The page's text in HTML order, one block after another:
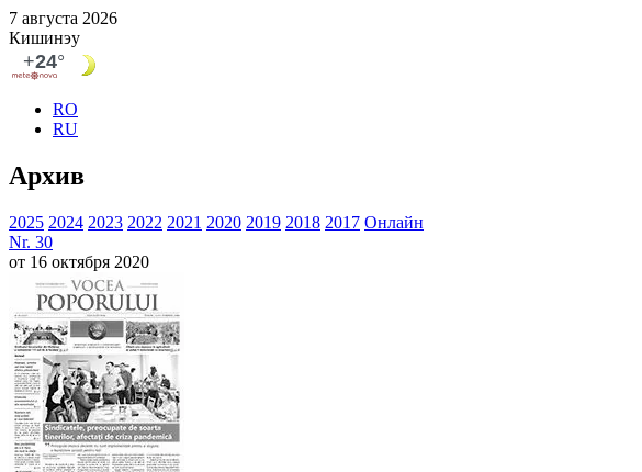
7 августа 2026
Кишинэу
RO
RU
Архив
2025 2024 2023 2022 2021 2020 2019 2018 2017 Онлайн
Nr. 30
от 16 октября 2020